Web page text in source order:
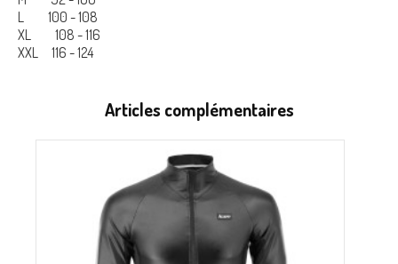
Articles complémentaires
L
100 - 108
XL
108 - 116
XXL
116 - 124